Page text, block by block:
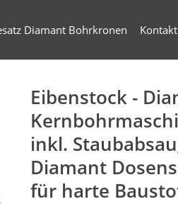
Diamant Bohrkronen Kontakt
Eibenstock -
inkl.
Diamant
für harte